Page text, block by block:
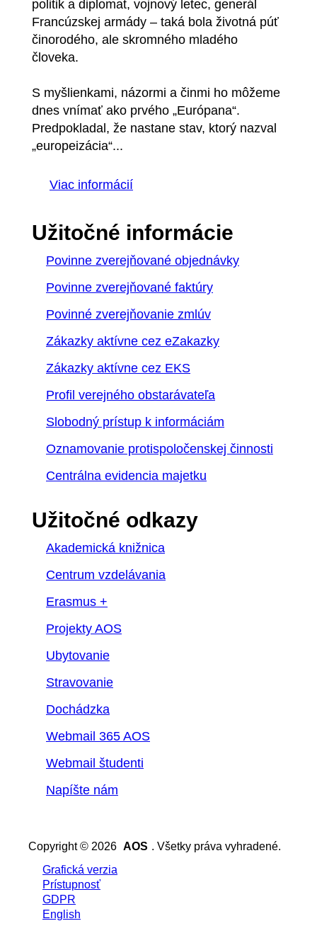
politik a diplomat, vojnový letec, generál
Francúzskej armády – taká bola životná púť
činorodého, ale skromného mladého
človeka.
S myšlienkami, názormi a činmi ho môžeme
dnes vnímať ako prvého „Európana“.
Predpokladal, že nastane stav, ktorý nazval
„europeizácia“...
Viac informácií
Užitočné informácie
Povinne zverejňované objednávky
Povinne zverejňované faktúry
Povinné zverejňovanie zmlúv
Zákazky aktívne cez eZakazky
Zákazky aktívne cez EKS
Profil verejného obstarávateľa
Slobodný prístup k informáciám
Oznamovanie protispoločenskej činnosti
Centrálna evidencia majetku
Užitočné odkazy
Akademická knižnica
Centrum vzdelávania
Erasmus +
Projekty AOS
Ubytovanie
Stravovanie
Dochádzka
Webmail 365 AOS
Webmail študenti
Napíšte nám
Copyright © 2026 AOS . Všetky práva vyhradené.
Grafická verzia
Prístupnosť
GDPR
English